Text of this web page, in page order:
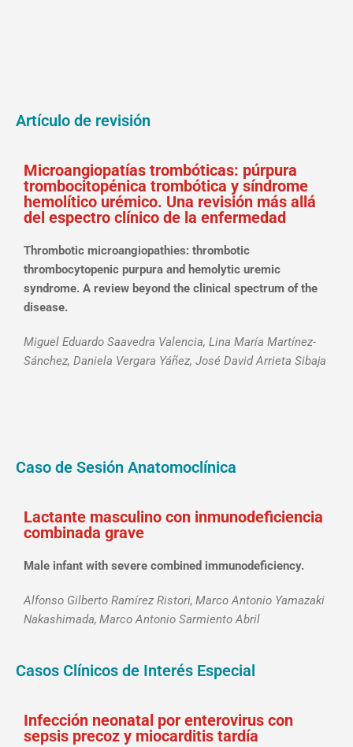
Artículo de revisión
Microangiopatías trombóticas: púrpura
trombocitopénica trombótica y síndrome
hemolítico urémico. Una revisión más allá
del espectro clínico de la enfermedad
Thrombotic microangiopathies: thrombotic
thrombocytopenic purpura and hemolytic uremic
syndrome. A review beyond the clinical spectrum of the
disease.
Miguel Eduardo Saavedra Valencia, Lina María Martínez-
Sánchez, Daniela Vergara Yáñez, José David Arrieta Sibaja
Caso de Sesión Anatomoclínica
Lactante masculino con inmunodeficiencia
combinada grave
Male infant with severe combined immunodeficiency.
Alfonso Gilberto Ramírez Ristori, Marco Antonio Yamazaki
Nakashimada, Marco Antonio Sarmiento Abril
Casos Clínicos de Interés Especial
Infección neonatal por enterovirus con
sepsis precoz y miocarditis tardía